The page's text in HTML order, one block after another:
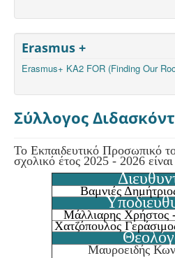
Erasmus +
Erasmus+ KA2 FOR (Finding Our
Σύλλογος
Το Εκπαιδευτικό Προσωπικό
σχολικό έτος 2025 - 2026
Βαμνιές
Μάλλιαρης Χρήστος
Χατζόπουλος
Μαυροειδής